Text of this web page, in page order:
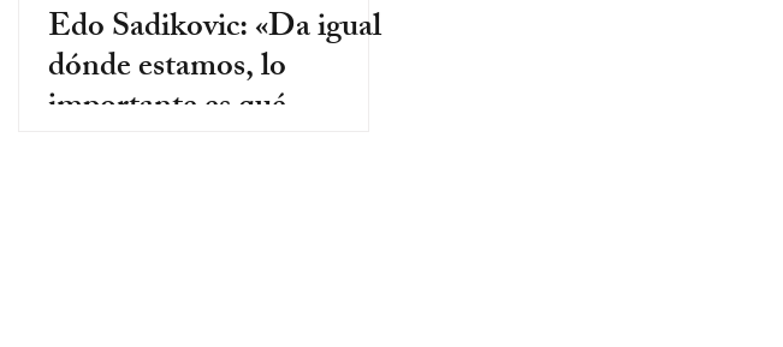
Edo Sadikovic: «Da igual
dónde estamos, lo
importante es qué